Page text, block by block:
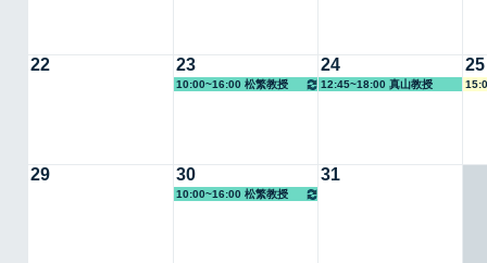
22 23
10:00~16:00 松繁教授
24
12:45~18:00 真山教授
25
29 30
10:00~16:00 松繁教授
31